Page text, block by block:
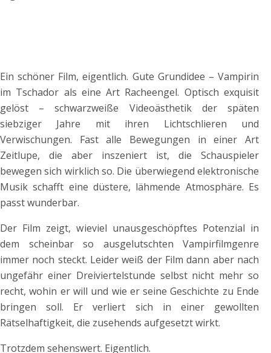
Ein schöner Film, eigentlich. Gute Grundidee – Vampirin
im Tschador als eine Art Racheengel. Optisch exquisit
gelöst – schwarzweiße Videoästhetik der späten
siebziger Jahre mit ihren Lichtschlieren und
Verwischungen. Fast alle Bewegungen in einer Art
Zeitlupe, die aber inszeniert ist, die Schauspieler
bewegen sich wirklich so. Die überwiegend elektronische
Musik schafft eine düstere, lähmende Atmosphäre. Es
passt wunderbar.
Der Film zeigt, wieviel unausgeschöpftes Potenzial in
dem scheinbar so ausgelutschten Vampirfilmgenre
immer noch steckt. Leider weiß der Film dann aber nach
ungefähr einer Dreiviertelstunde selbst nicht mehr so
recht, wohin er will und wie er seine Geschichte zu Ende
bringen soll. Er verliert sich in einer gewollten
Rätselhaftigkeit, die zusehends aufgesetzt wirkt.
Trotzdem sehenswert. Eigentlich.